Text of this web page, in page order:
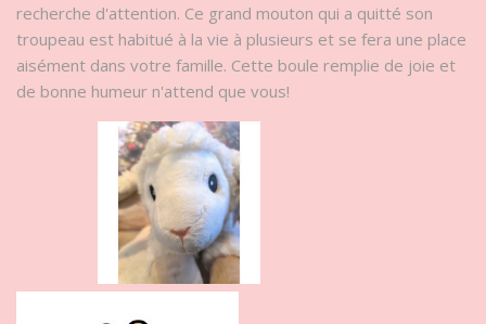
recherche d'attention. Ce grand mouton qui a quitté son
troupeau est habitué à la vie à plusieurs et se fera une place
aisément dans votre famille. Cette boule remplie de joie et
de bonne humeur n'attend que vous!